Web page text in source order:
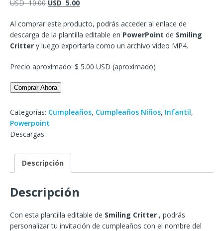
USD10.00 USD 5.00
Al comprar este producto, podrás acceder al enlace de
descarga de la plantilla editable en PowerPoint de Smiling
Critter y luego exportarla como un archivo video MP4.
Precio aproximado: $ 5.00 USD (aproximado)
Comprar Ahora
Categorías: Cumpleaños, Cumpleaños Niños, Infantil,
Powerpoint
Descargas.
Descripción
Descripción
Con esta plantilla editable de Smiling Critter , podrás
personalizar tu invitación de cumpleaños con el nombre del